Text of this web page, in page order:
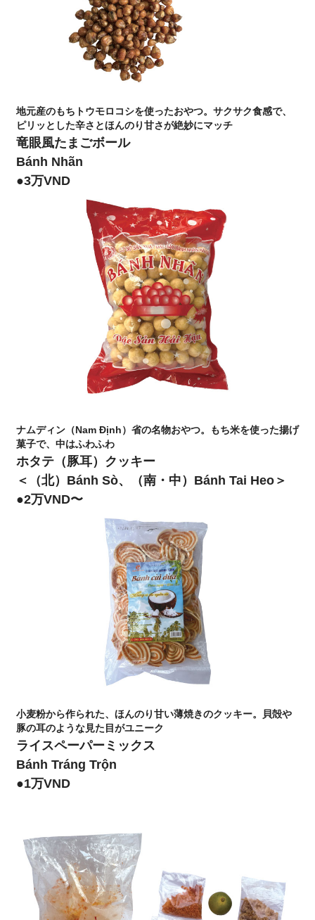
地元産のもちトウモロコシを使ったおやつ。サクサク食感で、
ピリッとした辛さとほんのり甘さが絶妙にマッチ
竜眼風たまごボール
Bánh Nhãn
●3万VND
ナムディン（Nam Định）省の名物おやつ。もち米を使った揚げ
菓子で、中はふわふわ
ホタテ（豚耳）クッキー
＜（北）Bánh Sò、（南・中）Bánh Tai Heo＞
●2万VND〜
小麦粉から作られた、ほんのり甘い薄焼きのクッキー。貝殻や
豚の耳のような見た目がユニーク
ライスペーパーミックス
Bánh Tráng Trộn
●1万VND